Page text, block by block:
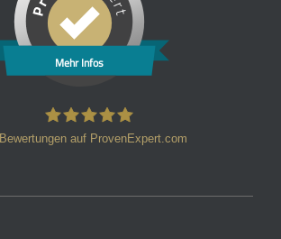
Mehr Infos
Bewertungen auf ProvenExpert.com